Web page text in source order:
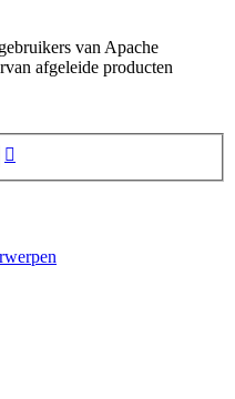
van Apache
afgeleide producten